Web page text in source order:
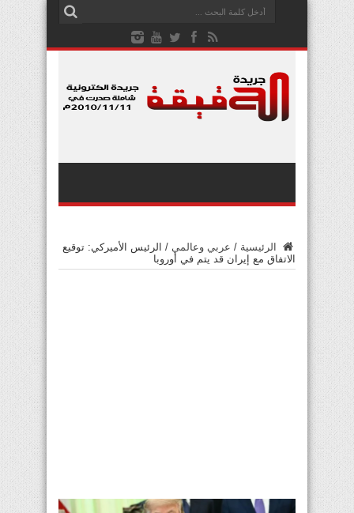
الرئيسية / عربي وعالمي / الرئيس الأميركي: توقيع
الاتفاق مع إيران قد يتم في أوروبا